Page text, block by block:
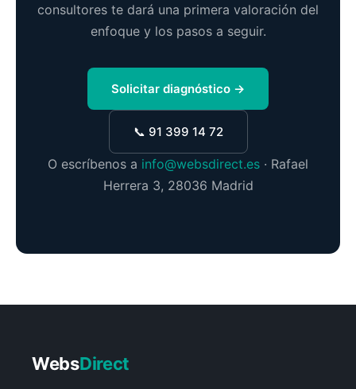
consultores te dará una primera valoración del
enfoque y los pasos a seguir.
Solicitar diagnóstico →
📞 91 399 14 72
O escríbenos a info@websdirect.es · Rafael
Herrera 3, 28036 Madrid
WebsDirect